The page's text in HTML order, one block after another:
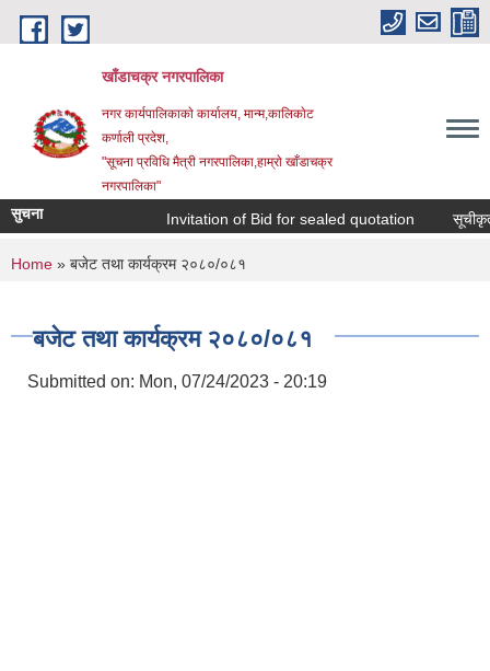
Skip to main content
खाँडाचक्र नगरपालिका
नगर कार्यपालिकाकाे कार्यालय, मान्म,कालिकाेट
क‍र्णाली प्रदेश,
"सूचना प्रविधि मैत्री नगरपालिका,हाम्राे खाँडाचक्र
नगरपालिका"
सुचना Invitation of Bid for sealed quotation सूचीकृत
You are here
Home » बजेट तथा कार्यक्रम २०८०/०८१
बजेट तथा कार्यक्रम २०८०/०८१
Submitted on: Mon, 07/24/2023 - 20:19